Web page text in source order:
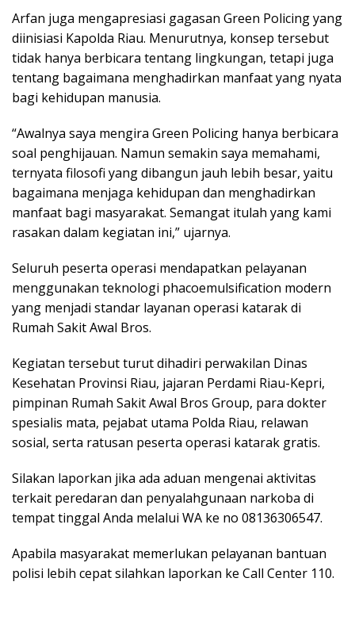
Arfan juga mengapresiasi gagasan Green Policing yang
diinisiasi Kapolda Riau. Menurutnya, konsep tersebut
tidak hanya berbicara tentang lingkungan, tetapi juga
tentang bagaimana menghadirkan manfaat yang nyata
bagi kehidupan manusia.
“Awalnya saya mengira Green Policing hanya berbicara
soal penghijauan. Namun semakin saya memahami,
ternyata filosofi yang dibangun jauh lebih besar, yaitu
bagaimana menjaga kehidupan dan menghadirkan
manfaat bagi masyarakat. Semangat itulah yang kami
rasakan dalam kegiatan ini,” ujarnya.
Seluruh peserta operasi mendapatkan pelayanan
menggunakan teknologi phacoemulsification modern
yang menjadi standar layanan operasi katarak di
Rumah Sakit Awal Bros.
Kegiatan tersebut turut dihadiri perwakilan Dinas
Kesehatan Provinsi Riau, jajaran Perdami Riau-Kepri,
pimpinan Rumah Sakit Awal Bros Group, para dokter
spesialis mata, pejabat utama Polda Riau, relawan
sosial, serta ratusan peserta operasi katarak gratis.
Silakan laporkan jika ada aduan mengenai aktivitas
terkait peredaran dan penyalahgunaan narkoba di
tempat tinggal Anda melalui WA ke no 08136306547.
Apabila masyarakat memerlukan pelayanan bantuan
polisi lebih cepat silahkan laporkan ke Call Center 110.